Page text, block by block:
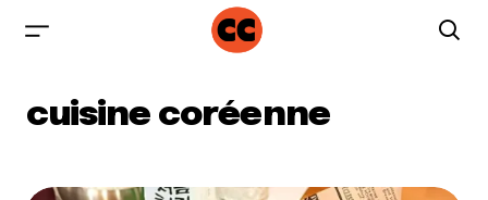
cuisine coréenne